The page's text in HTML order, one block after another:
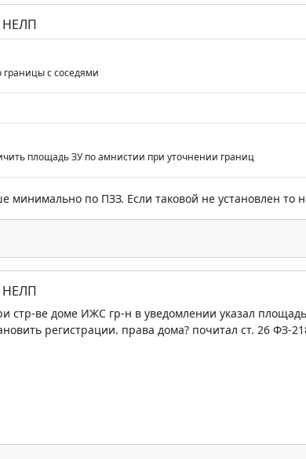
НЕЛП
границы с соседями
площадь ЗУ по амнистии при уточнении границ
минимально по ПЗЗ. Если таковой не установлен то
НЕЛП
стр-ве доме ИЖС гр-н в уведомлении указал
регистрации. права дома? почитал ст. 26 ФЗ-